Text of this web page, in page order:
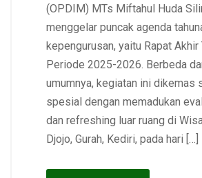
(OPDIM) MTs Miftahul Huda
menggelar puncak agenda
kepengurusan, yaitu Rapat Akhir
Periode 2025-2026. Berbeda
umumnya, kegiatan ini dikemas
spesial dengan memadukan
dan refreshing luar ruang di
Djojo, Gurah, Kediri, pada hari […]